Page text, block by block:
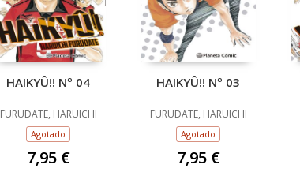
HAIKYÛ!! Nº 04
FURUDATE, HARUICHI
Agotado
7,95 €
HAIKYÛ!! Nº 03
FURUDATE, HARUICHI
Agotado
7,95 €